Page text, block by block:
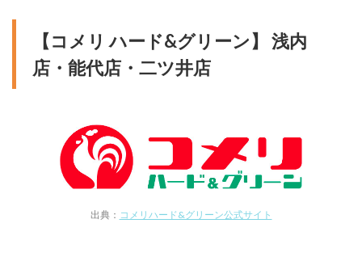
【コメリ ハード&グリーン】 浅内
店・能代店・二ツ井店
出典： コメリハード&グリーン公式サイト